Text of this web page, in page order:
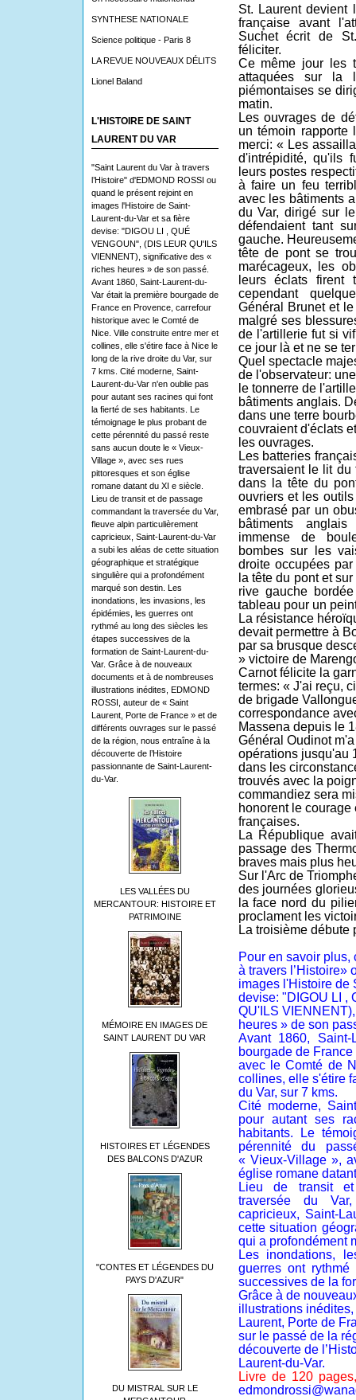
SYNTHESE NATIONALE
Science politique - Paris 8
LA REVUE NOUVEAUX DÉLITS
Lionel Baland
L'HISTOIRE DE SAINT
LAURENT DU VAR
"Saint Laurent du Var à travers
l’Histoire" d'EDMOND ROSSI ou
quand le présent rejoint en
images l'Histoire de Saint-
Laurent-du-Var et sa fière
devise: "DIGOU LI , QUÉ
VENGOUN", (DIS LEUR QU'ILS
VIENNENT), significative des «
riches heures » de son passé.
Avant 1860, Saint-Laurent-du-
Var était la première bourgade de
France en Provence, carrefour
historique avec le Comté de
Nice. Ville construite entre mer et
collines, elle s'étire face à Nice le
long de la rive droite du Var, sur
7 kms. Cité moderne, Saint-
Laurent-du-Var n'en oublie pas
pour autant ses racines qui font
la fierté de ses habitants. Le
témoignage le plus probant de
cette pérennité du passé reste
sans aucun doute le « Vieux-
Village », avec ses rues
pittoresques et son église
romane datant du XI e siècle.
Lieu de transit et de passage
commandant la traversée du Var,
fleuve alpin particulièrement
capricieux, Saint-Laurent-du-Var
a subi les aléas de cette situation
géographique et stratégique
singulière qui a profondément
marqué son destin. Les
inondations, les invasions, les
épidémies, les guerres ont
rythmé au long des siècles les
étapes successives de la
formation de Saint-Laurent-du-
Var. Grâce à de nouveaux
documents et à de nombreuses
illustrations inédites, EDMOND
ROSSI, auteur de « Saint
Laurent, Porte de France » et de
différents ouvrages sur le passé
de la région, nous entraîne à la
découverte de l’Histoire
passionnante de Saint-Laurent-
du-Var.
LES VALLÉES DU
MERCANTOUR: HISTOIRE ET
PATRIMOINE
MÉMOIRE EN IMAGES DE
SAINT LAURENT DU VAR
HISTOIRES ET LÉGENDES
DES BALCONS D'AZUR
"CONTES ET LÉGENDES DU
PAYS D'AZUR"
DU MISTRAL SUR LE
St. Laurent devient
française avant
Suchet écrit de
féliciter.
Ce même jour les
attaquées sur la
piémontaises se
matin.
Les ouvrages de
un témoin rapporte
merci: « Les
d'intrépidité, qu'ils
leurs postes
à faire un feu
avec les bâtiments
du Var, dirigé sur
défendaient tant
gauche.
tête de pont se
marécageux, les
leurs éclats firent
cependant
Général Brunet et
malgré ses
de l'artillerie fut si
ce jour là et ne se
Quel spectacle
de l'observateur:
le tonnerre de
bâtiments anglais.
dans une terre
couvraient d'éclats
les ouvrages.
Les batteries
traversaient le lit
dans la tête du
ouvriers et les
embrasé par un
bâtiments
immense de
bombes sur les
droite occupées
la tête du pont et
rive gauche
tableau pour un
La résistance
devait permettre à
par sa brusque
» victoire de
Carnot félicite la
termes: « J'ai reçu,
de brigade
correspondance
Massena depuis le
Général Oudinot
opérations jusqu'au
dans les
trouvés avec la
commandiez sera
honorent le
françaises.
La République
passage des
braves mais plus
Sur l'Arc de
des journées
la face nord du
proclament les
La troisième débute
Pour en savoir plus,
à travers l’Histoire»
images l'Histoire de
devise: "DIGOU LI ,
QU'ILS
heures » de son
Avant 1860, Saint-
bourgade de
avec le Comté de
collines, elle s'étire
du Var, sur 7 kms.
Cité moderne,
pour autant ses
habitants. Le
pérennité du
« Vieux-Village »,
église romane
Lieu de transit
traversée du
capricieux, Saint-
cette situation
qui a profondément
Les inondations,
guerres ont
successives de la
Grâce à de
illustrations
Laurent, Porte de
sur le passé de la
découverte de
Laurent-du-Var.
Livre de 120